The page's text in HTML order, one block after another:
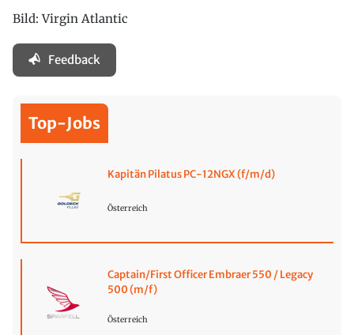
Bild: Virgin Atlantic
Feedback
Top-Jobs
Kapitän Pilatus PC-12NGX (f/m/d)
Österreich
Captain/First Officer Embraer 550 / Legacy
500 (m/f)
Österreich